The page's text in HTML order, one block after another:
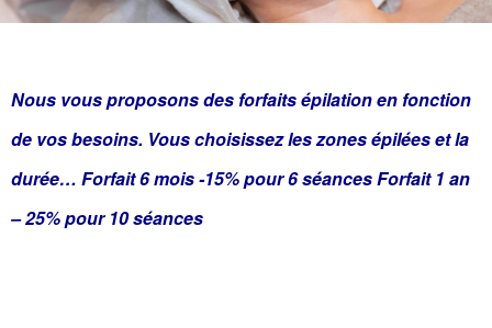
Nous vous proposons des forfaits épilation en fonction
de vos besoins. Vous choisissez les zones épilées et la
durée… Forfait 6 mois -15% pour 6 séances Forfait 1 an
– 25% pour 10 séances